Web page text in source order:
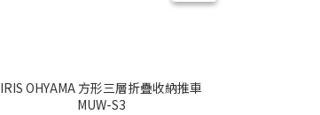
IRIS OHYAMA 方形三層折疊收納推車
MUW-S3